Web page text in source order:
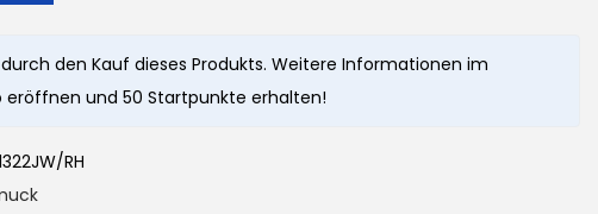
den Kauf dieses Produkts. Weitere Informationen im
eröffnen und 50 Startpunkte erhalten!
RH